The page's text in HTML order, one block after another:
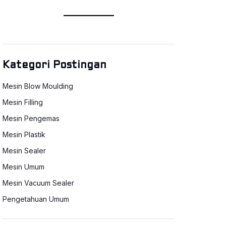
Kategori Postingan
Mesin Blow Moulding
Mesin Filling
Mesin Pengemas
Mesin Plastik
Mesin Sealer
Mesin Umum
Mesin Vacuum Sealer
Pengetahuan Umum